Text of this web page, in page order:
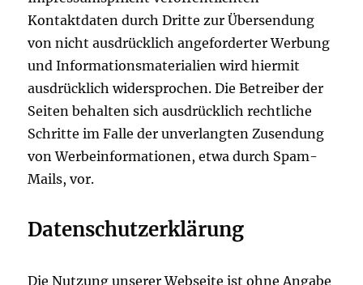
Kontaktdaten durch Dritte zur Übersendung
von nicht ausdrücklich angeforderter Werbung
und Informationsmaterialien wird hiermit
ausdrücklich widersprochen. Die Betreiber der
Seiten behalten sich ausdrücklich rechtliche
Schritte im Falle der unverlangten Zusendung
von Werbeinformationen, etwa durch Spam-
Mails, vor.
Datenschutzerklärung
Die Nutzung unserer Webseite ist ohne Angabe